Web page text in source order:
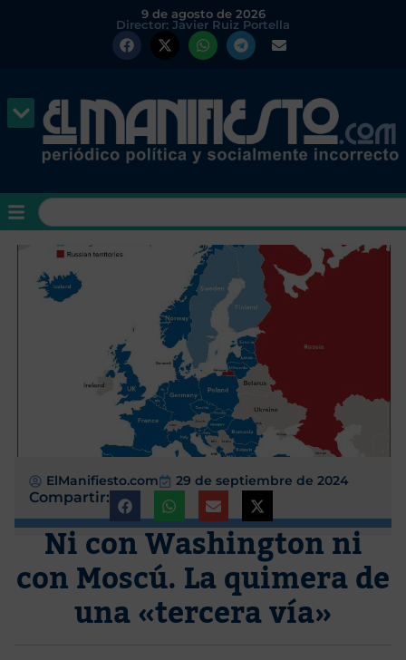
9 de agosto de 2026
Director: Javier Ruiz Portella
ElManifiesto.com 29 de septiembre de 2024
Compartir:
Ni con Washington ni
con Moscú. La quimera de
una «tercera vía»